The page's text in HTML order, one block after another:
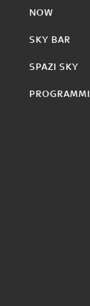
NOW
SKY BAR
SPAZI SKY
PROGRAMMI